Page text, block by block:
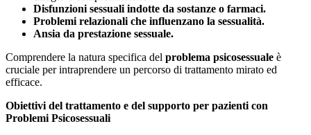
Disfunzioni sessuali indotte da sostanze o farmaci.
Problemi relazionali che influenzano la sessualità.
Ansia da prestazione sessuale.
Comprendere la natura specifica del problema psicosessuale è
cruciale per intraprendere un percorso di trattamento mirato ed
efficace.
Obiettivi del trattamento e del supporto per pazienti con
Problemi Psicosessuali